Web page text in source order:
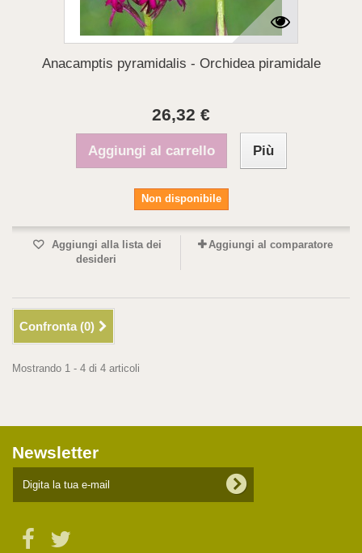
Anacamptis pyramidalis - Orchidea piramidale
26,32 €
Aggiungi al carrello Più
Non disponibile
Aggiungi alla lista dei
desideri
Aggiungi al comparatore
Confronta (0)
Mostrando 1 - 4 di 4 articoli
Newsletter